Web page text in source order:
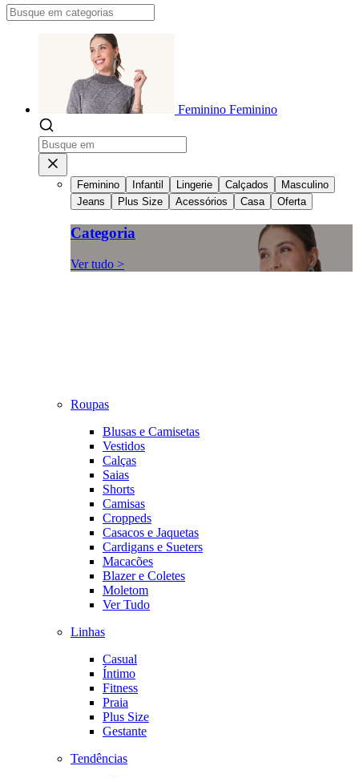
Feminino Feminino
Feminino Infantil Lingerie Calçados
Masculino
Jeans
Plus Size Acessórios Casa Oferta
Categoria
Ver tudo >
Roupas
Blusas e Camisetas
Vestidos
Calças
Saias
Shorts
Camisas
Croppeds
Casacos e Jaquetas
Cardigans e Sueters
Macacões
Blazer e Coletes
Moletom
Ver Tudo
Linhas
Casual
Íntimo
Fitness
Praia
Plus Size
Gestante
Tendências